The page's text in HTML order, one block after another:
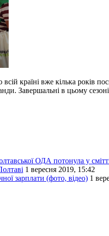
країні вже кілька
Завершальні в цьому
ОДА потонула у
1 вересня 2019, 15:42
зарплати (фото, відео) 1